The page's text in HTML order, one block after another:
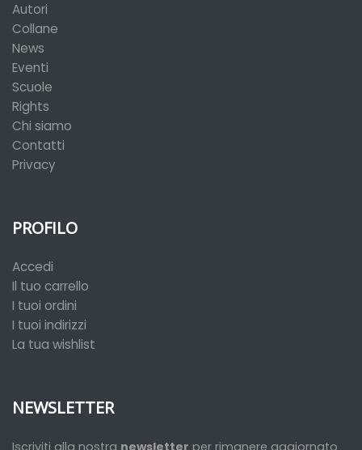
Autori
Collane
News
Eventi
Scuole
Rights
Chi siamo
Contatti
Privacy
PROFILO
Accedi
Il tuo carrello
I tuoi ordini
I tuoi indirizzi
La tua wishlist
NEWSLETTER